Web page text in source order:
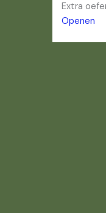
Extra
Openen